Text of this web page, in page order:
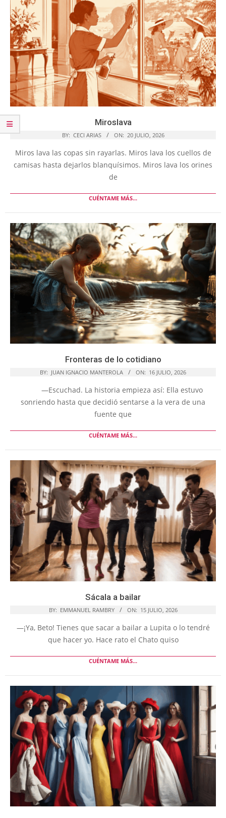
Miroslava
BY: CECI ARIAS ON: 20 JULIO, 2026
Miros lava las copas sin rayarlas. Miros lava los cuellos de
camisas hasta dejarlos blanquísimos. Miros lava los orines
de
CUÉNTAME MÁS...
Fronteras de lo cotidiano
BY: JUAN IGNACIO MANTEROLA ON: 16 JULIO, 2026
—Escuchad. La historia empieza así: Ella estuvo
sonriendo hasta que decidió sentarse a la vera de una
fuente que
CUÉNTAME MÁS...
Sácala a bailar
BY: EMMANUEL RAMBRY ON: 15 JULIO, 2026
—¡Ya, Beto! Tienes que sacar a bailar a Lupita o lo tendré
que hacer yo. Hace rato el Chato quiso
CUÉNTAME MÁS...